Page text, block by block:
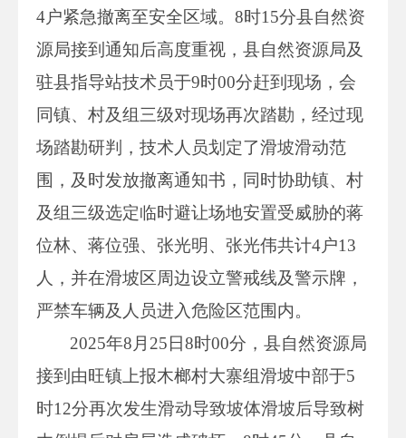
4户紧急撤离至安全区域。8时15分县自然资
源局接到通知后高度重视，县自然资源局及
驻县指导站技术员于9时00分赶到现场，会
同镇、村及组三级对现场再次踏勘，经过现
场踏勘研判，技术人员划定了滑坡滑动范
围，及时发放撤离通知书，同时协助镇、村
及组三级选定临时避让场地安置受威胁的蒋
位林、蒋位强、张光明、张光伟共计4户13
人，并在滑坡区周边设立警戒线及警示牌，
严禁车辆及人员进入危险区范围内。
2025年8月25日8时00分，县自然资源局
接到由旺镇上报木榔村大寨组滑坡中部于5
时12分再次发生滑动导致坡体滑坡后导致树